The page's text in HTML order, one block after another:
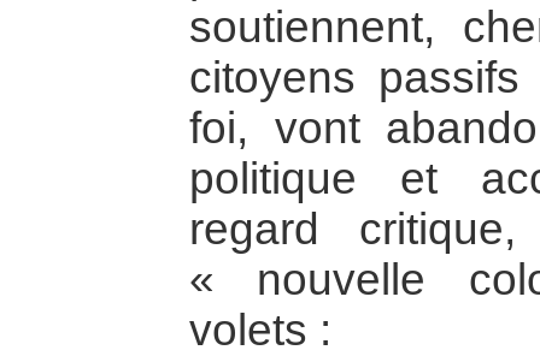
soutiennent,
citoyens
foi, vont
politique et
regard
« nouvelle
volets :